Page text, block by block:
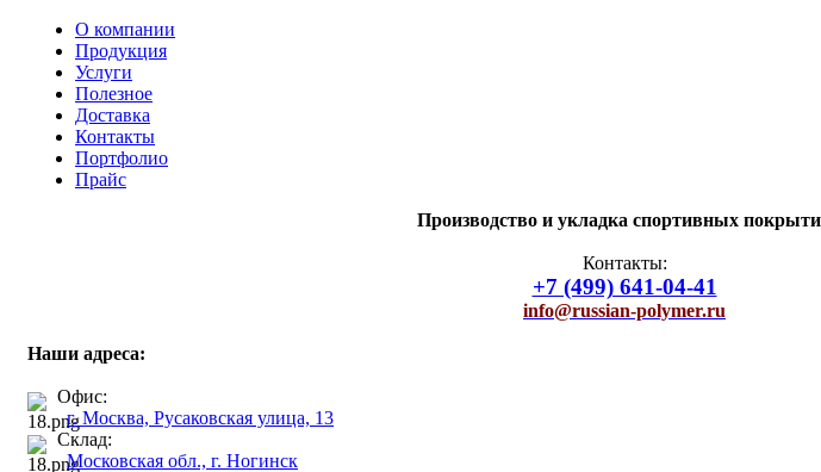
О компании
Продукция
Услуги
Полезное
Доставка
Контакты
Портфолио
Прайс
Производство и укладка спортивных
Контакты:
+7 (499) 641-04-41
info@russian-polymer.ru
Наши адреса:
Офис:
г. Москва, Русаковская улица, 13
Склад:
Московская обл., г. Ногинск